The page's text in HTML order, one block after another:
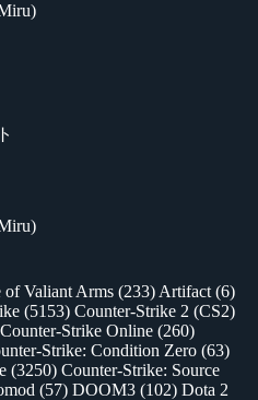
of Valiant Arms (233) Artifact (6)
(5153) Counter-Strike 2 (CS2)
Counter-Strike Online (260)
Strike: Condition Zero (63)
(3250) Counter-Strike: Source
(57) DOOM3 (102) Dota 2